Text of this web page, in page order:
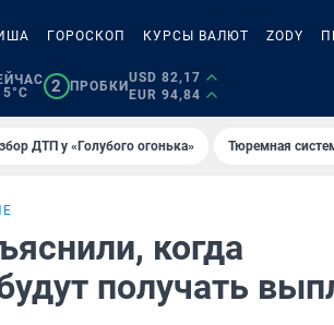
ГОРОСКОП КУРСЫ ВАЛЮТ ZODY
2 ПРОБКИ
USD 82,17
EUR 94,84
ДТП у «Голубого огонька» Тюремная
когда
получать